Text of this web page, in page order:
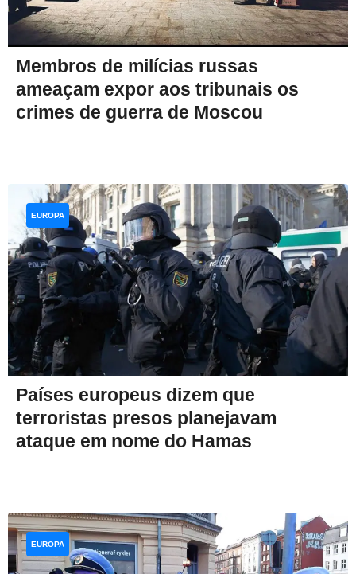
Membros de milícias russas
ameaçam expor aos tribunais os
crimes de guerra de Moscou
Países europeus dizem que
terroristas presos planejavam
ataque em nome do Hamas
EUROPA
EUROPA